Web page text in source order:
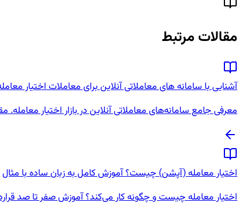
مقالات مرتبط
آشنایی با سامانه های معاملاتی آنلاین برای معاملات اختیار
معرفی جامع سامانه‌های معاملاتی آنلاین در بازار اختیار معامله.
اختیار معامله (آپشن) چیست؟ آموزش کامل به زبان ساده با مثال
اختیار معامله چیست و چگونه کار می‌کند؟ آموزش صفر تا صد